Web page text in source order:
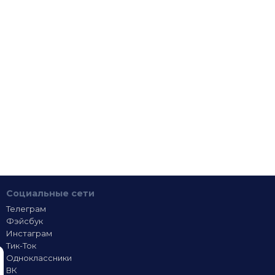
Социальные сети
Телеграм
Фэйсбук
Инстаграм
Тик-Ток
Одноклассники
ВК